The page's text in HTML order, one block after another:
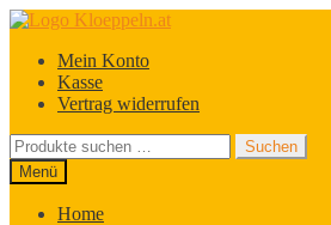
Zur
springen
Zum
springenMein Konto
Kasse
Vertrag widerrufen
Suchen
nach:
Suchen
Menü
Home